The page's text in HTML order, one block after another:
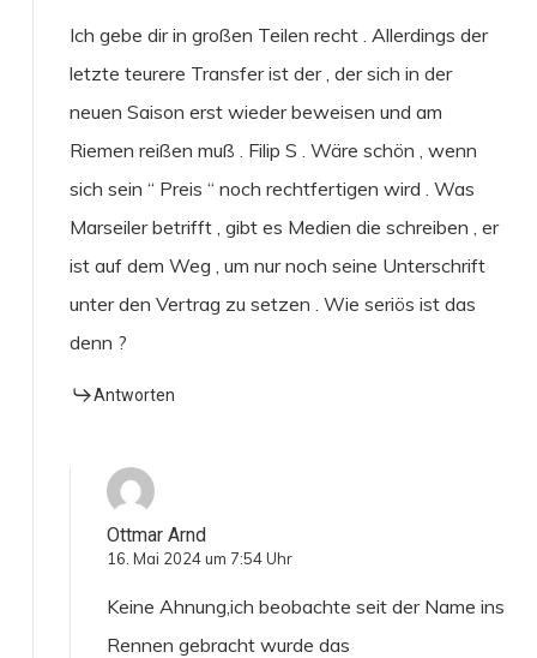
Ich gebe dir in großen Teilen recht . Allerdings der
letzte teurere Transfer ist der , der sich in der
neuen Saison erst wieder beweisen und am
Riemen reißen muß . Filip S . Wäre schön , wenn
sich sein “ Preis “ noch rechtfertigen wird . Was
Marseiler betrifft , gibt es Medien die schreiben , er
ist auf dem Weg , um nur noch seine Unterschrift
unter den Vertrag zu setzen . Wie seriös ist das
denn ?
Antworten
Ottmar Arnd
16. Mai 2024 um 7:54 Uhr
Keine Ahnung,ich beobachte seit der Name ins
Rennen gebracht wurde das